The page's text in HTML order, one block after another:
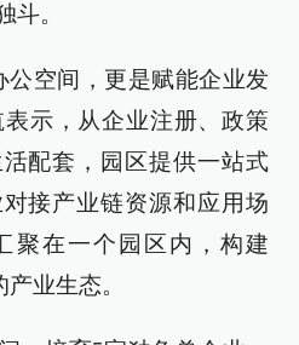
斗。
公空间，更是赋能企业发
表示，从企业注册、政策
配套，园区提供一站式
接产业链资源和应用场
聚在一个园区内，构建
业生态。